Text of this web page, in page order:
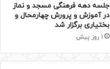
جلسه دهه فرهنگی مسجد و نماز
در آموزش و پرورش چهارمحال و
بختیاری برگزار شد
1 روز پیش